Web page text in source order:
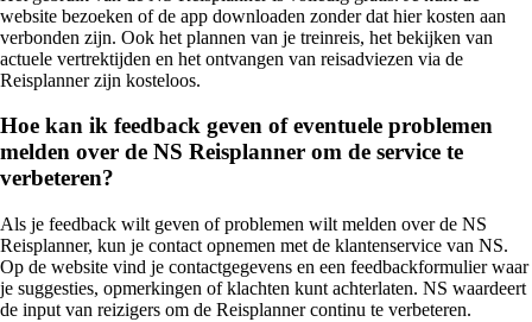
website bezoeken of de app downloaden zonder dat hier kosten aan
verbonden zijn. Ook het plannen van je treinreis, het bekijken van
actuele vertrektijden en het ontvangen van reisadviezen via de
Reisplanner zijn kosteloos.
Hoe kan ik feedback geven of eventuele problemen
melden over de NS Reisplanner om de service te
verbeteren?
Als je feedback wilt geven of problemen wilt melden over de NS
Reisplanner, kun je contact opnemen met de klantenservice van NS.
Op de website vind je contactgegevens en een feedbackformulier waar
je suggesties, opmerkingen of klachten kunt achterlaten. NS waardeert
de input van reizigers om de Reisplanner continu te verbeteren.